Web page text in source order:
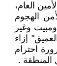
العام،
الهجوم
وغير
إزاء
احترام
المنطقة .